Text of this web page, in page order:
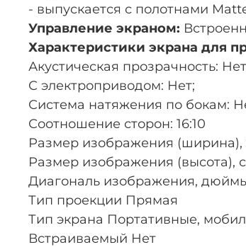
- выпускается с полотнами
Управление экраном:
Характеристики экрана для
Акустическая прозрачность:
С электроприводом: Нет;
Система натяжения по бокам:
Соотношение сторон: 16:10
Размер изображения (ширина),
Размер изображения (высота),
Диагональ изображения,
Тип проекции Прямая
Тип экрана Портативные,
Встраиваемый Нет